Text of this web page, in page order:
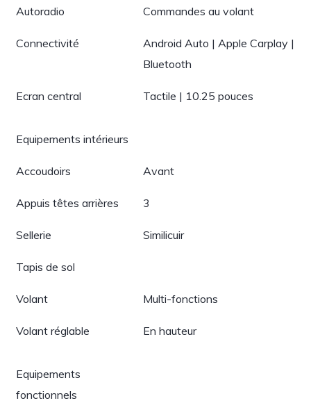
Autoradio Commandes au volant
Connectivité
Android Auto | Apple Carplay |
Bluetooth
Ecran central Tactile | 10.25 pouces
Equipements intérieurs
Accoudoirs Avant
Appuis têtes arrières 3
Sellerie Similicuir
Tapis de sol
Volant Multi-fonctions
Volant réglable En hauteur
Equipements
fonctionnels